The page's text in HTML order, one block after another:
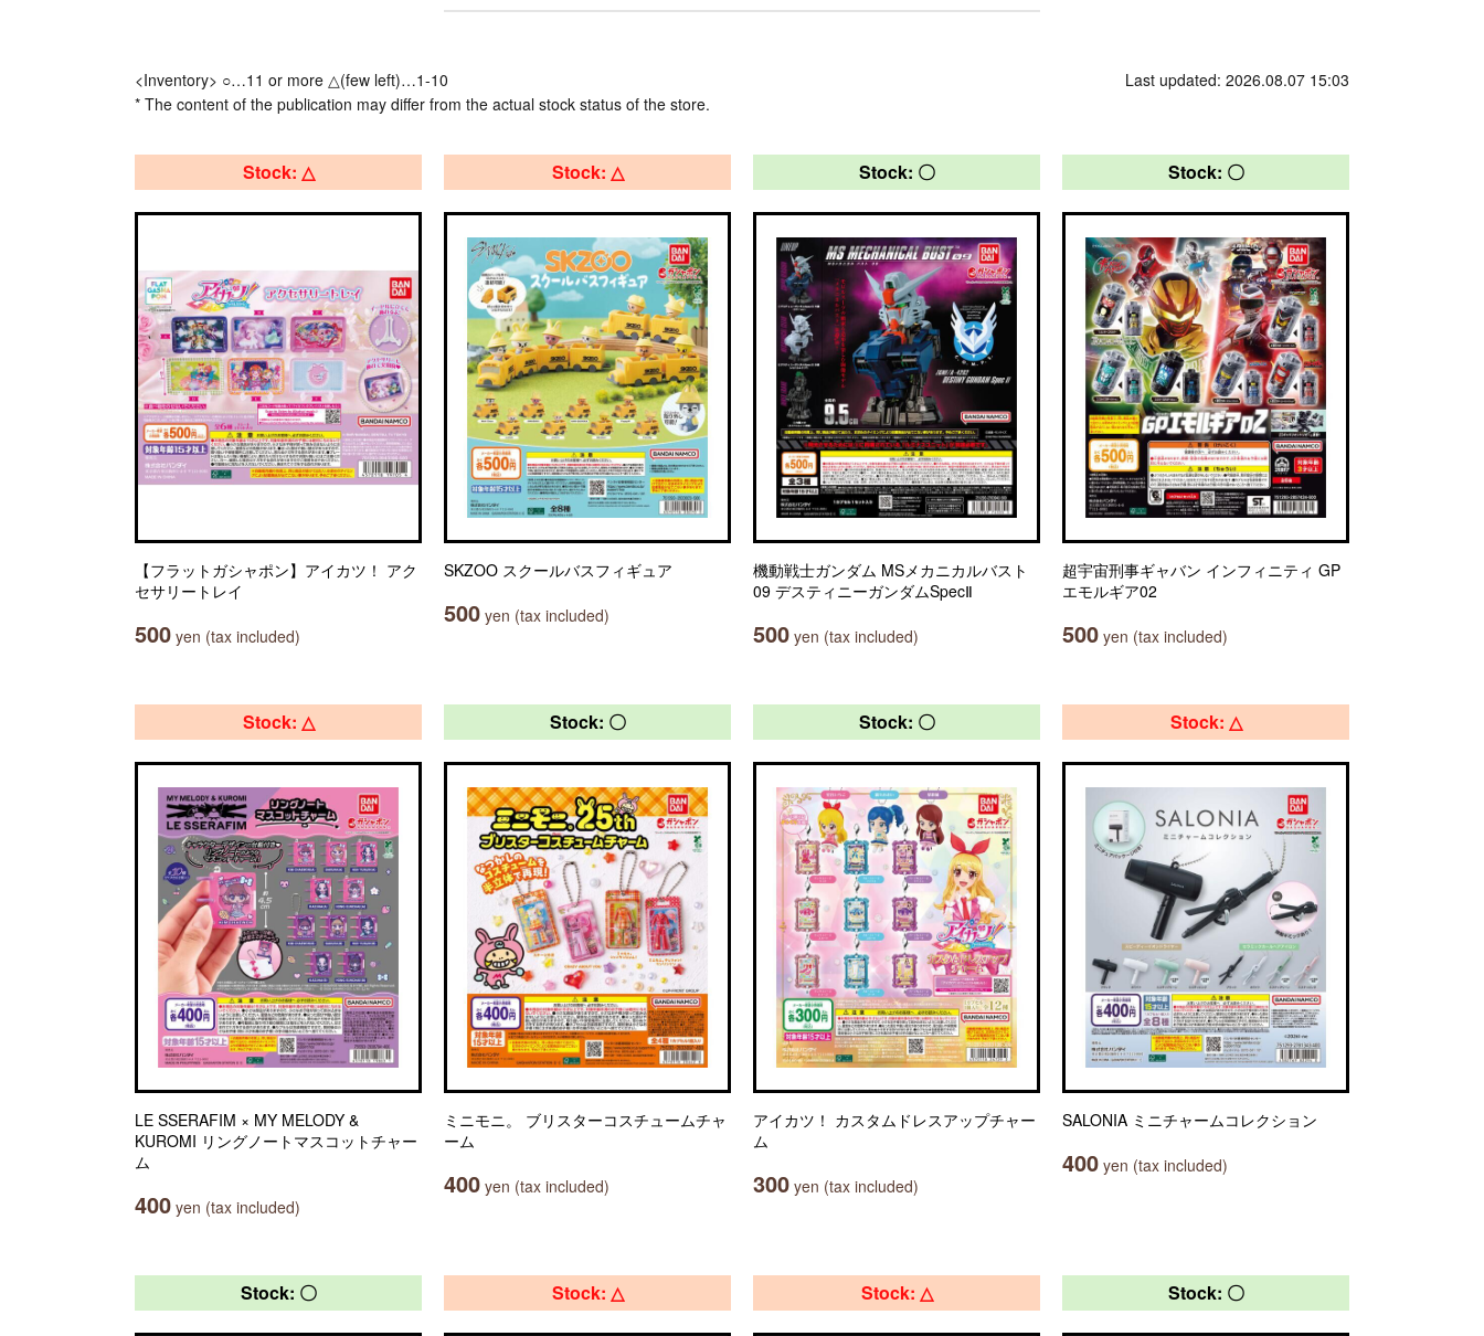
<Inventory> ○…11 or more △(few left)…1-10
* The content of the publication may differ from the actual stock status of the store.
Last updated: 2026.08.07 15:03
Stock: △
【フラットガシャポン】アイカツ！ アク
セサリートレイ
500 yen (tax included)
Stock: △
SKZOO スクールバスフィギュア
500 yen (tax included)
Stock: 〇
機動戦士ガンダム MSメカニカルバスト
09 デスティニーガンダムSpecⅡ
500 yen (tax included)
Stock: 〇
超宇宙刑事ギャバン インフィニティ GP
エモルギア02
500 yen (tax included)
Stock: △
LE SSERAFIM × MY MELODY &
KUROMI リングノートマスコットチャー
ム
400 yen (tax included)
Stock: 〇
ミニモニ。 ブリスターコスチュームチャ
ーム
400 yen (tax included)
Stock: 〇
アイカツ！ カスタムドレスアップチャー
ム
300 yen (tax included)
Stock: △
SALONIA ミニチャームコレクション
400 yen (tax included)
Stock: 〇 Stock: △ Stock: △ Stock: 〇